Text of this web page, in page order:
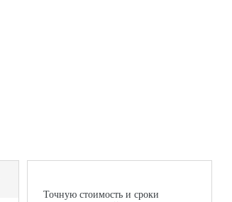
Точную стоимость и сроки